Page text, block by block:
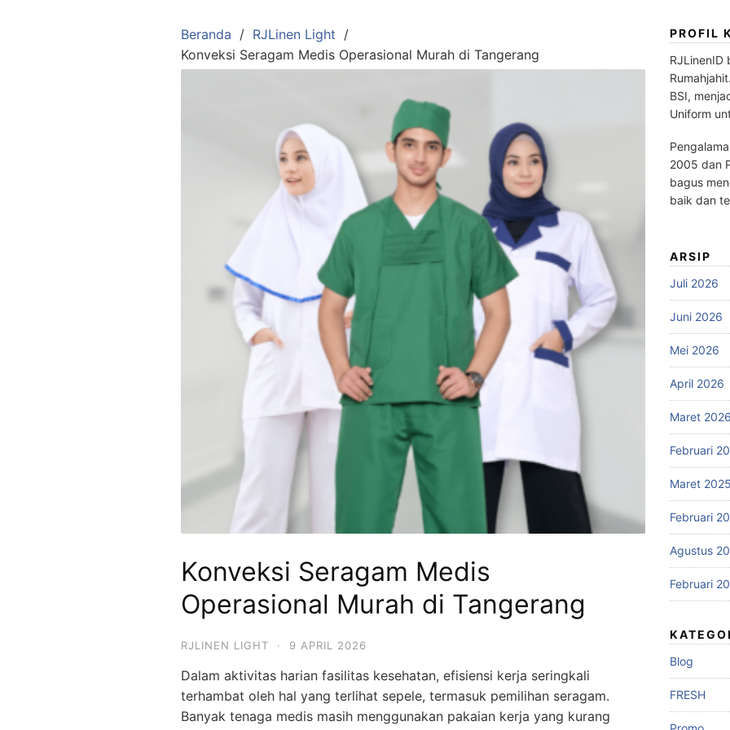
Beranda
RJLinen Light
Konveksi Seragam Medis Operasional Murah di Tangerang
Konveksi Seragam Medis
Operasional Murah di Tangerang
RJLINEN LIGHT · 9 APRIL 2026
Dalam aktivitas harian fasilitas kesehatan, efisiensi kerja seringkali
terhambat oleh hal yang terlihat sepele, termasuk pemilihan seragam.
Banyak tenaga medis masih menggunakan pakaian kerja yang kurang
PROFIL
RJLinenID
BSI,
Uniform
2005 dan
bagus
baik dan
ARSIP
Juli 2026
Juni 2026
Mei 2026
April 2026
Maret 2026
Februari
Maret 2025
Februari
Agustus
Februari
Blog
FRESH